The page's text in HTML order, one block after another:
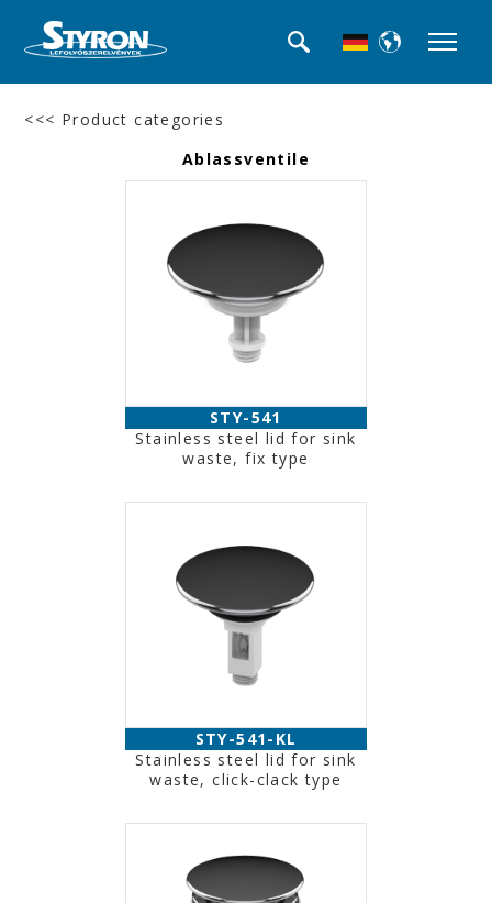
<<< Product categories
Ablassventile
STY-541
Stainless steel lid for sink
waste, fix type
STY-541-KL
Stainless steel lid for sink
waste, click-clack type